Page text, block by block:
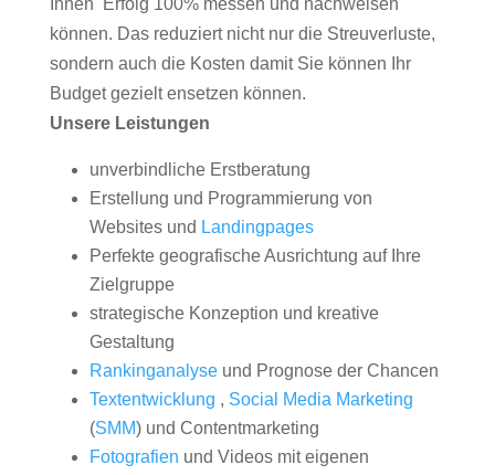
Ihnen Erfolg 100% messen und nachweisen
können. Das reduziert nicht nur die Streuverluste,
sondern auch die Kosten damit Sie können Ihr
Budget gezielt ensetzen können.
Unsere Leistungen
unverbindliche Erstberatung
Erstellung und Programmierung von
Websites und Landingpages
Perfekte geografische Ausrichtung auf Ihre
Zielgruppe
strategische Konzeption und kreative
Gestaltung
Rankinganalyseund Prognose der Chancen
Textentwicklung , Social Media Marketing
(SMM) und Contentmarketing
Fotografien und Videos mit eigenen